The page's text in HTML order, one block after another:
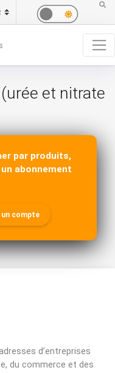
et nitrate
par produits,
abonnement
un compte
d’entreprises
du commerce et des